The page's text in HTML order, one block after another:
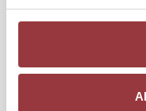
7
Lägg till i